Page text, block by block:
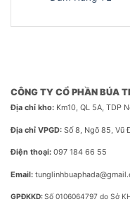
CÔNG TY CỔ PHẦN BÚA
Địa chỉ kho: Km10, QL 5A, TDP
Địa chỉ VPGD: Số 8, Ngõ 85, Vũ
Điện thoại: 097 184 66 55
Email:
GPĐKKD:Số 0106064797 do Sở